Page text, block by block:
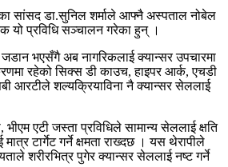
सांसद डा.सुनिल शर्माले आफ्नै अस्पताल नोबेल
प्रविधि सञ्चालन गरेका हुन् ।
भएसँगै अब नागरिकलाई क्यान्सर उपचारमा
रहेको सिक्स डी काउच, हाइपर आर्क, एचडी
आरटीले शल्यक्रियाविना नै क्यान्सर सेललाई
एटी जस्ता प्रविधिले सामान्य सेललाई क्षति
टार्गेट गर्ने क्षमता राख्दछ । यस थेरापीले
शरीरभित्र पुगेर क्यान्सर सेललाई नष्ट गर्ने